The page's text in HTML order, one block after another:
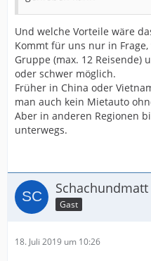
Und welche Vorteile wäre
Kommt für uns nur in
Gruppe (max. 12 Reisende)
oder schwer möglich.
Früher in China oder
man auch kein Mietauto
Aber in anderen Regionen
unterwegs.
Schachundmatt
Gast
18. Juli 2019 um 10:26